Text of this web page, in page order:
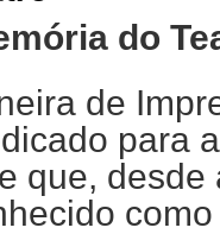
do
de
para
que, desde